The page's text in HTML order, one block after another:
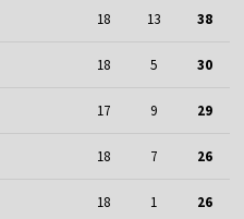
18 13 38
18 5 30
17 9 29
18 7 26
18 1 26